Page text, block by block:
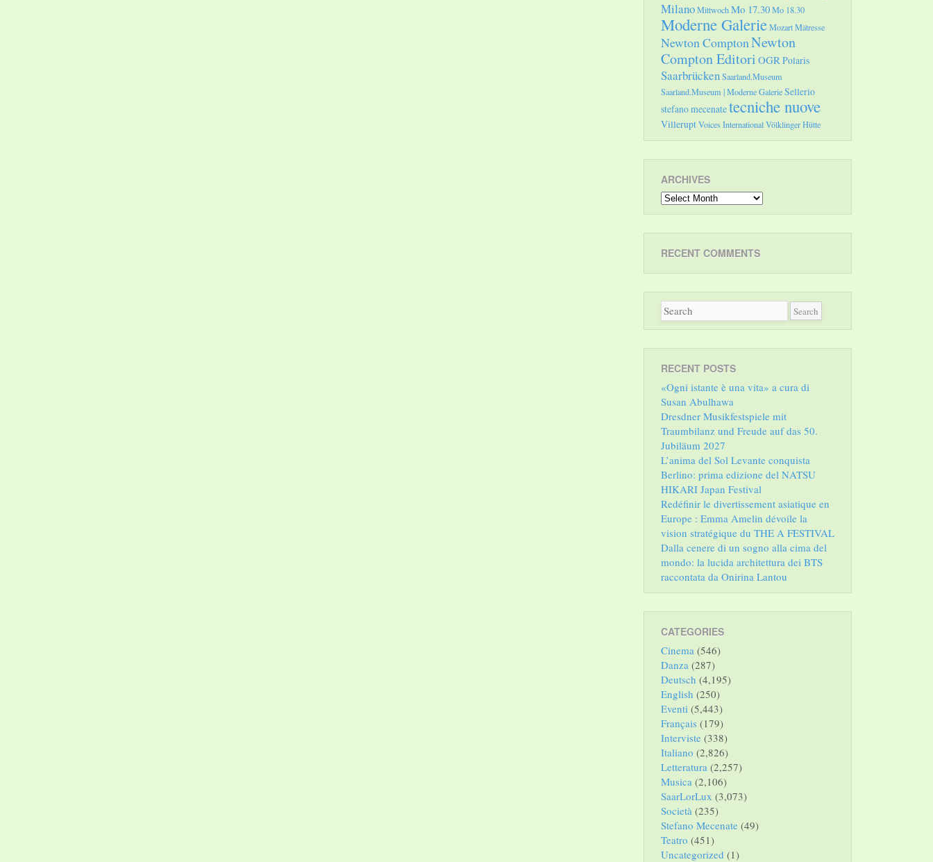
MilanoMittwochMo 17.30Mo 18.30
Moderne GalerieMozartMätresse
Newton ComptonNewton
Compton Editori OGRPolaris
SaarbrückenSaarland.Museum
Saarland.Museum | Moderne GalerieSellerio
stefano mecenatetecniche nuove
VilleruptVoices InternationalVölklinger Hütte
ARCHIVES
Archives
RECENT COMMENTS
RECENT POSTS
«Ogni istante è una vita» a cura di
Susan Abulhawa
Dresdner Musikfestspiele mit
Traumbilanz und Freude auf das 50.
Jubiläum 2027
L’anima del Sol Levante conquista
Berlino: prima edizione del NATSU
HIKARI Japan Festival
Redéfinir le divertissement asiatique en
Europe : Emma Amelin dévoile la
vision stratégique du THE A FESTIVAL
Dalla cenere di un sogno alla cima del
mondo: la lucida architettura dei BTS
raccontata da Onirina Lantou
CATEGORIES
Cinema (546)
Danza (287)
Deutsch (4,195)
English (250)
Eventi (5,443)
Français (179)
Interviste (338)
Italiano (2,826)
Letteratura (2,257)
Musica (2,106)
SaarLorLux (3,073)
Società (235)
Stefano Mecenate (49)
Teatro (451)
Uncategorized (1)